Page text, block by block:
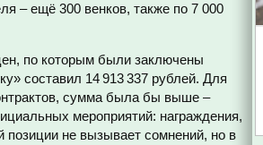
– ещё 300 венков, также по 7 000
по которым были заключены
составил 14 913 337 рублей. Для
сумма была бы выше –
мероприятий: награждения,
позиции не вызывает сомнений, но в